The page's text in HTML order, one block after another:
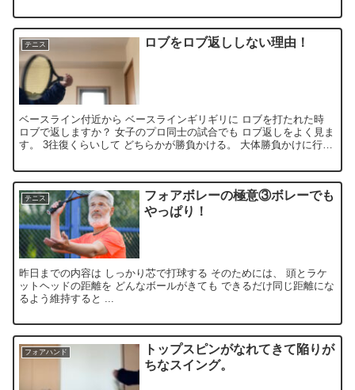
テニス ロブをロブ返ししない理由！
ベースライン付近から ベースラインギリギリに ロブを打たれた時
ロブで返しますか？ 女子のプロ同士の試合でも ロブ返しをよく見ま
す。 3往復くらいして どちらかが勝負かける。 大体勝負かけに行っ
テニス
フォアボレーの極意③ボレーでも
やっぱり！
昨日までの内容は しっかり芯で打球する そのためには、 頭とラケ
ットヘッドの距離を どんなボールがきても できるだけ同じ距離にな
るよう維持すると ...
フォアハンド
トップスピンがなれてきて陥りが
ちなスイング。